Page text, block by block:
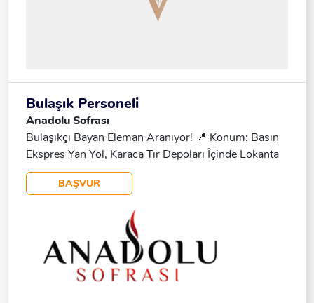
Bulaşık Personeli
Anadolu Sofrası
Bulaşıkçı Bayan Eleman Aranıyor! 📍 Konum: Basın
Ekspres Yan Yol, Karaca Tır Depoları İçinde Lokanta
Çalışma Saatleri: - Hafta Içi: 08:00 - 16:00 -
Cumartesi: Yarım Gün - Pazar: Tatil 📌 Görev: -
Sefaköy, Başakşehir, Yenibosna, Şirinevler
Istikametine Dolmuş Geçmektedir. 📩 Başvuru Için
Iletişime Geçin! 📞 541 734 28 58
BAŞVUR